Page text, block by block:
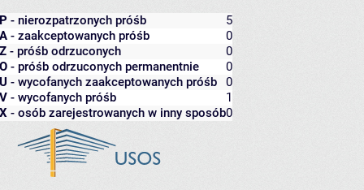
P - nierozpatrzonych próśb
5
A - zaakceptowanych próśb
0
Z - próśb odrzuconych
0
O - próśb odrzuconych permanentnie
0
U - wycofanych zaakceptowanych próśb
0
V - wycofanych próśb
1
X - osób zarejestrowanych w inny sposób0